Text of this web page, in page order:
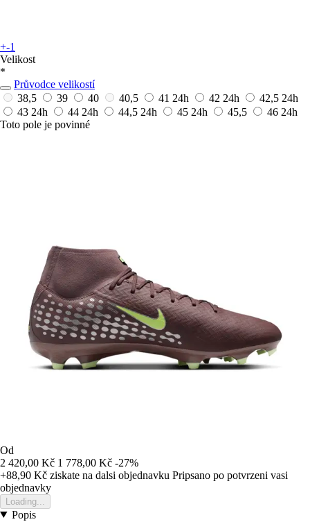
+-1
Velikost
*
Průvodce velikostí
38,5
39 40 40,5 41 24h 42 24h 42,5 24h
43 24h 44 24h 44,5 24h 45 24h 45,5 46 24h
Toto pole je povinné
Od
2 420,00 Kč 1 778,00 Kč -27%
+88,90 Kč ziskate na dalsi objednavku Pripsano po potvrzeni vasi
objednavky
Loading...
Popis